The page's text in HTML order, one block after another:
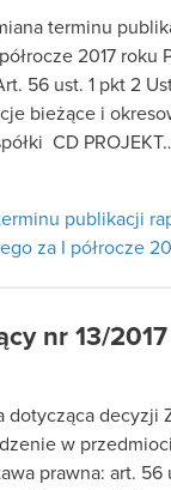
terminu
2017 roku
56 ust. 1 pkt 2
bieżące i
CD
publikacji
za I półrocze
nr 13/2017
dotycząca decyzji
w
prawna: art. 56